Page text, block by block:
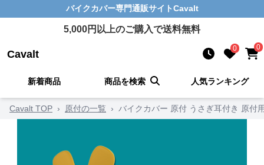
バイクカバー専門通販サイトCavalt
5,000円以上のご購入で送料無料
Cavalt 0 0
新着商品 商品を検索 人気ランキング
Cavalt TOP › 原付の一覧 › バイクカバー 原付 うさぎ耳付き 原付